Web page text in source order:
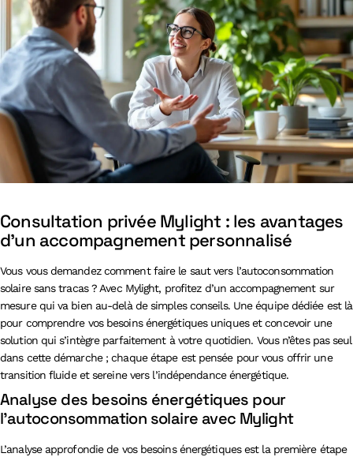
Consultation privée Mylight : les avantages
d’un accompagnement personnalisé
Vous vous demandez comment faire le saut vers l’autoconsommation
solaire sans tracas ? Avec Mylight, profitez d’un accompagnement sur
mesure qui va bien au-delà de simples conseils. Une équipe dédiée est là
pour comprendre vos besoins énergétiques uniques et concevoir une
solution qui s’intègre parfaitement à votre quotidien. Vous n’êtes pas seul
dans cette démarche ; chaque étape est pensée pour vous offrir une
transition fluide et sereine vers l’indépendance énergétique.
Analyse des besoins énergétiques pour
l’autoconsommation solaire avec Mylight
L’analyse approfondie de vos besoins énergétiques est la première étape